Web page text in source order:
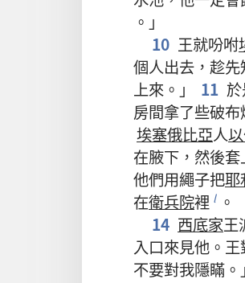
。」
10 王就吩咐
個人出去 ， 趁先
上來 。」 11
房間拿了些破布
埃塞俄比亞人
在腋下 ， 然後套
他們用繩子把耶
在衛兵院裡 l 。
14 西底家王
入口來見他 。 王
不要對我隱瞞 。」